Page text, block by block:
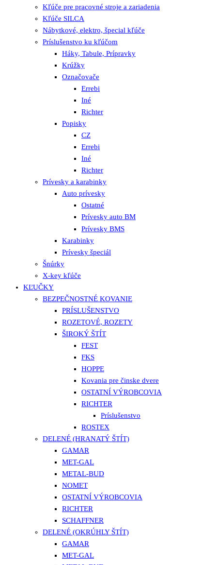
Kľúče pre pracovné stroje a zariadenia
Kľúče SILCA
Nábytkové, elektro, špecial kľúče
Príslušenstvo ku kľúčom
Háky, Tabule, Prípravky
Krúžky
Označovače
Errebi
Iné
Richter
Popisky
CZ
Errebi
Iné
Richter
Prívesky a karabinky
Auto prívesky
Ostatné
Prívesky auto BM
Prívesky BMS
Karabinky
Prívesky špeciál
Šnúrky
X-key kľúče
KĽUČKY
BEZPEČNOSTNÉ KOVANIE
PRÍSLUŠENSTVO
ROZETOVÉ, ROZETY
ŠIROKÝ ŠTÍT
FEST
FKS
HOPPE
Kovania pre činske dvere
OSTATNÍ VÝROBCOVIA
RICHTER
Príslušenstvo
ROSTEX
DELENÉ (HRANATÝ ŠTÍT)
GAMAR
MET-GAL
METAL-BUD
NOMET
OSTATNÍ VÝROBCOVIA
RICHTER
SCHAFFNER
DELENÉ (OKRÚHLY ŠTÍT)
GAMAR
MET-GAL